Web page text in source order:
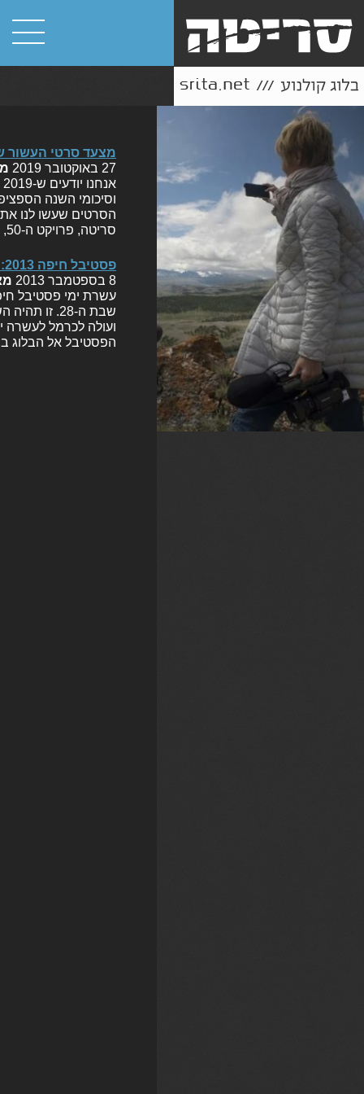
מצעד סרטי העשור
27 באוקטובר 2019
וסיכומי השנה
הסרטים שעשו לנו
סריטה, פרויקט ה-50, גם הפעם מצאנו את עצמנו חברי סריטה (אורון שמיר, אור…
פסטיבל חיפה 2013: הסרטים
8 בספטמבר 2013
שבת ה-28.
ועולה לכרמל לעשרה
הפסטיבל אל הבלוג